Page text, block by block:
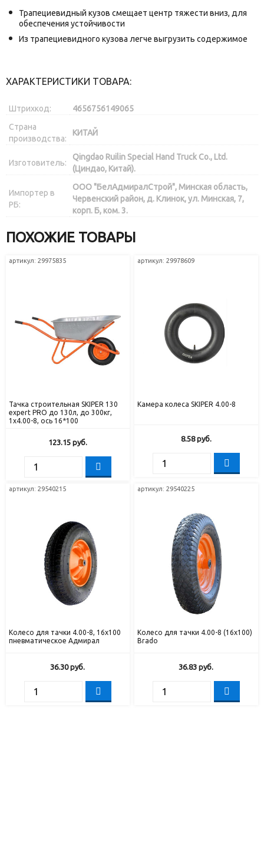
Трапециевидный кузов смещает центр тяжести вниз, для
обеспечения устойчивости
Из трапециевидного кузова легче выгрузить содержимое
ХАРАКТЕРИСТИКИ ТОВАРА:
Штрихкод:
4656756149065
Страна
производства:
КИТАЙ
Изготовитель:
Qingdao Ruilin Special Hand Truck Co., Ltd.
(Циндао, Китай).
Импортер в
РБ:
ООО "БелАдмиралСтрой", Минская область,
Червенский район, д. Клинок, ул. Минская, 7,
корп. Б, ком. 3.
ПОХОЖИЕ ТОВАРЫ
артикул: 29975835
Тачка строительная SKIPER 130
expert PRO до 130л, до 300кг,
1x4.00-8, ось 16*100
123.15руб.
артикул: 29978609
Камера колеса SKIPER 4.00-8
8.58руб.
артикул: 29540215
Колесо для тачки 4.00-8, 16х100
пневматическое Адмирал
36.30руб.
артикул: 29540225
Колесо для тачки 4.00-8 (16х100)
Brado
36.83 руб.